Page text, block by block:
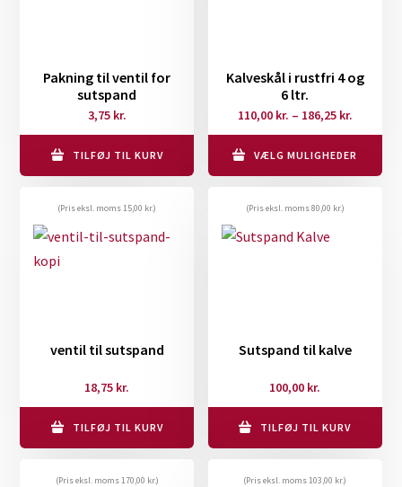
Pakning til ventil for
sutspand
3,75 kr.
TILFØJ TIL KURV
Kalveskål i rustfri 4 og
6 ltr.
110,00 kr. – 186,25 kr.
110,00 kr.
til
186,25 kr.
VÆLG MULIGHEDER
Dette
har
flere
vælges
varesiden
(Pris eksl. moms15,00 kr.)
ventil til sutspand
18,75 kr.
TILFØJ TIL KURV
(Pris eksl. moms80,00 kr.)
Sutspand til kalve
100,00 kr.
TILFØJ TIL KURV
(Pris eksl. moms170,00 kr.) (Pris eksl. moms103,00 kr.)